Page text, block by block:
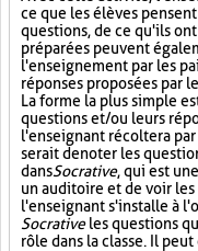
ce que les élèves
questions, de ce qu'ils
préparées peuvent
l'enseignement par les
réponses proposées par
La forme la plus simple
questions et/ou leurs
l'enseignant récoltera
serait de noter les
dansSocrative, qui est
un auditoire et de voir
l'enseignant s'installe à
Socrativeles questions
rôle dans la classe. Il